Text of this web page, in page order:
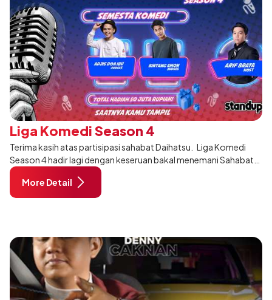
Liga Komedi Season 4
Terima kasih atas partisipasi sahabat Daihatsu. Liga Komedi
Season 4 hadir lagi dengan keseruan bakal menemani Sahabat
sekalian. Untuk seluruh calon komika yang berbakat, ini
waktunya bu
More Detail